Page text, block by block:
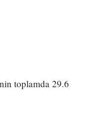
toplamda 29.6